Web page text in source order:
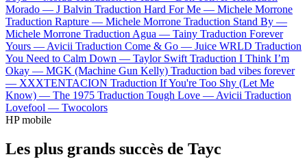
Morado — J Balvin Traduction Hard For Me — Michele Morrone
Traduction Rapture — Michele Morrone Traduction Stand By —
Michele Morrone Traduction Agua — Tainy Traduction Forever
Yours —Avicii Traduction Come & Go — Juice WRLD Traduction
You Need to Calm Down — Taylor Swift Traduction I Think I’m
Okay — MGK (Machine Gun Kelly) Traduction bad vibes forever
— XXXTENTACION Traduction If You're Too Shy (Let Me
Know) — The 1975 Traduction Tough Love —Avicii Traduction
Lovefool — Twocolors
HP mobile
Les plus grands succès de Tayc